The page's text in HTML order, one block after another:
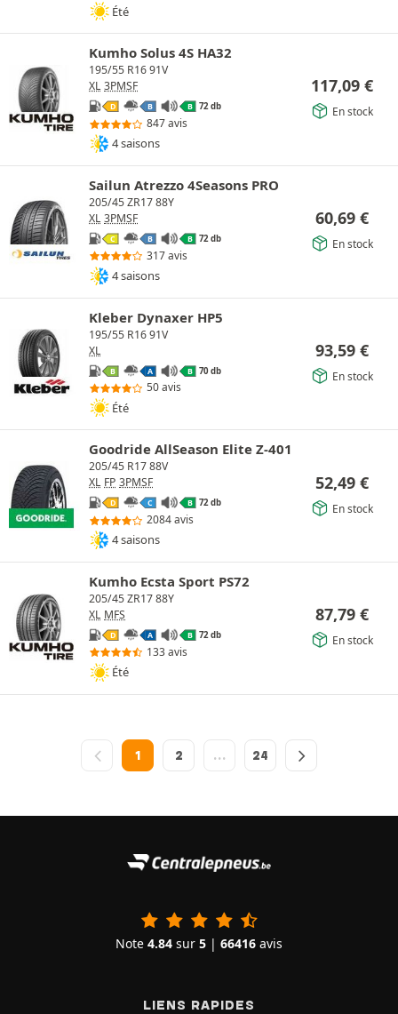
Été
Kumho Solus 4S HA32
195/55 R16 91V
XL 3PMSF
D B B 72 db
847 avis
4 saisons
117,09 €
En stock
Sailun Atrezzo 4Seasons PRO
205/45 ZR17 88Y
XL 3PMSF
C B B 72 db
317 avis
4 saisons
60,69 €
En stock
Kleber Dynaxer HP5
195/55 R16 91V
XL
B A B 70 db
50 avis
Été
93,59 €
En stock
Goodride AllSeason Elite Z-401
205/45 R17 88V
XL FP 3PMSF
D C B 72 db
2084 avis
4 saisons
52,49 €
En stock
Kumho Ecsta Sport PS72
205/45 ZR17 88Y
XL MFS
D A B 72 db
133 avis
Été
87,79 €
En stock
1 2 … 24
Note 4.84 sur 5 | 66416 avis
LIENS RAPIDES